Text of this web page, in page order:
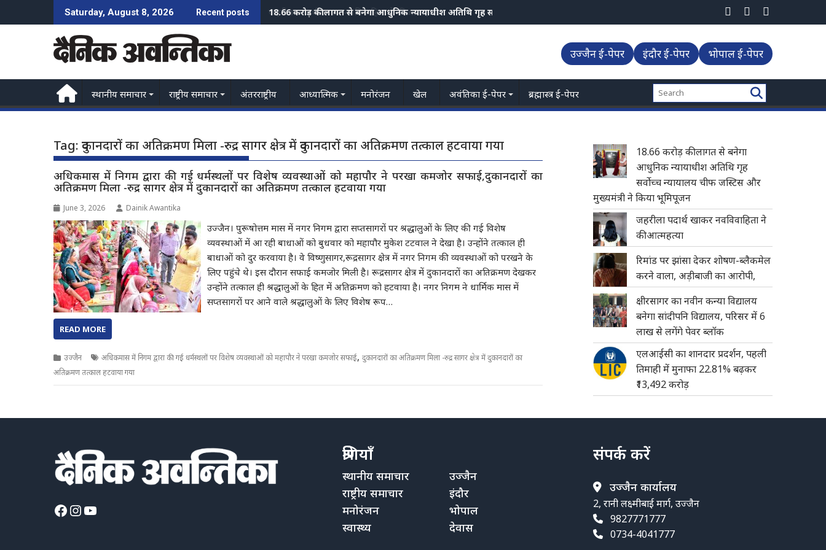
to
Saturday, August 8, 2026 Recent posts 18.66 करोड़ की लागत से बनेगा आधुनिक न्यायाधीश अतिथि गृह सर्वोच्च न्यायालय चीफ जस्टिस और मुख्यमंत्री ने किया भूमिपूजन
जहरीला पदार्थ खाकर नवविवाहिता ने की आत्महत्या
उज्जैन ई-पेपर इंदौर ई-पेपर भोपाल ई-पेपर
स्थानीय समाचार राष्ट्रीय समाचार अंतरराष्ट्रीय आध्यात्मिक मनोरंजन खेल अवंतिका ई-पेपर ब्रह्मास्त्र ई-पेपर
Tag: दुकानदारों का अतिक्रमण मिला -रुद्र सागर क्षेत्र में दुकानदारों का अतिक्रमण तत्काल हटवाया गया
अधिकमास में निगम द्वारा की गई धर्मस्थलों पर विशेष व्यवस्थाओं को महापौर ने परखा कमजोर सफाई,दुकानदारों का
अतिक्रमण मिला -रुद्र सागर क्षेत्र में दुकानदारों का अतिक्रमण तत्काल हटवाया गया
June 3, 2026 Dainik Awantika
उज्जैन। पुरूषोत्तम मास में नगर निगम द्वारा सप्तसागरों पर श्रद्धालुओं के लिए की गई विशेष
व्यवस्थाओं में आ रही बाधाओं को बुधवार को महापौर मुकेश टटवाल ने देखा है। उन्होंने तत्काल ही
बाधाओं को दुर करवाया है। वे विष्णुसागर,रूद्रसागर क्षेत्र में नगर निगम की व्यवस्थाओं को परखने के
लिए पहुंचे थे। इस दौरान सफाई कमजोर मिली है। रूद्रसागर क्षेत्र में दुकानदारों का अतिक्रमण देखकर
उन्होंने तत्काल ही श्रद्धालुओं के हित में अतिक्रमण को हटवाया है। नगर निगम ने धार्मिक मास में
सप्तसागरों पर आने वाले श्रद्धालुओं के लिए विशेष रूप…
READ MORE
उज्जैन अधिकमास में निगम द्वारा की गई धर्मस्थलों पर विशेष व्यवस्थाओं को महापौर ने परखा कमजोर सफाई, दुकानदारों का अतिक्रमण मिला -रुद्र सागर क्षेत्र में दुकानदारों का
अतिक्रमण तत्काल हटवाया गया
18.66 करोड़ की लागत से बनेगा
आधुनिक न्यायाधीश अतिथि गृह
सर्वोच्च न्यायालय चीफ जस्टिस और
मुख्यमंत्री ने किया भूमिपूजन
जहरीला पदार्थ खाकर नवविवाहिता ने
की आत्महत्या
रिमांड पर झांसा देकर शोषण-ब्लैकमेल
करने वाला, अड़ीबाजी का आरोपी,
क्षीरसागर का नवीन कन्या विद्यालय
बनेगा सांदीपनि विद्यालय, परिसर में 6
लाख से लगेंगे पेवर ब्लॉक
एलआईसी का शानदार प्रदर्शन, पहली
तिमाही में मुनाफा 22.81% बढ़कर
₹13,492 करोड़
Facebook
Instagram
YouTube
श्रेणियाँ
स्थानीय समाचार
राष्ट्रीय समाचार
मनोरंजन
स्वास्थ्य
उज्जैन
इंदौर
भोपाल
देवास
संपर्क करें
उज्जैन कार्यालय
2, रानी लक्ष्मीबाई मार्ग, उज्जैन
9827771777
0734-4041777